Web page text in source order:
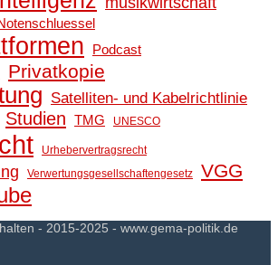
Podcast
Privatkopie
Satelliten- und Kabelrichtlinie
Studien TMG UNESCO
Urhebervertragsrecht
Verwertungsgesellschaftengesetz VGG
- 2015-2025 - www.gema-politik.de